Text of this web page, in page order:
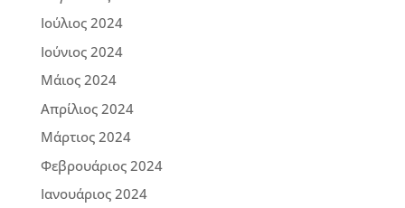
Ιούλιος 2024
Ιούνιος 2024
Μάιος 2024
Απρίλιος 2024
Μάρτιος 2024
Φεβρουάριος 2024
Ιανουάριος 2024